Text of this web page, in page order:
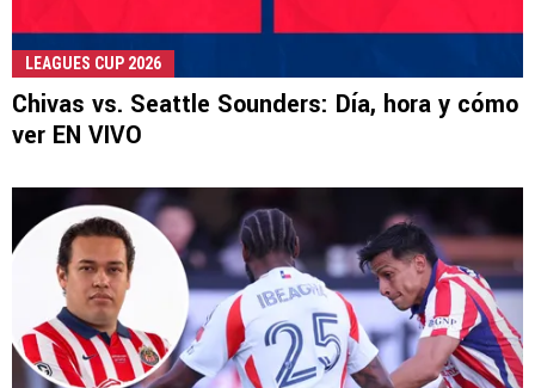
LEAGUES CUP 2026
Chivas vs. Seattle Sounders: Día, hora y cómo
ver EN VIVO